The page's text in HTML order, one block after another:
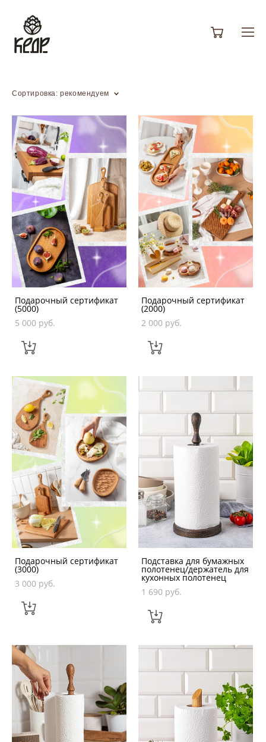
Сортировка: рекомендуем
Подарочный сертификат
(5000)
5 000 pуб.
Подарочный сертификат
(2000)
2 000 pуб.
Подарочный сертификат
(3000)
3 000 pуб.
Подставка для бумажных
полотенец/держатель для
кухонных полотенец
1 690 pуб.